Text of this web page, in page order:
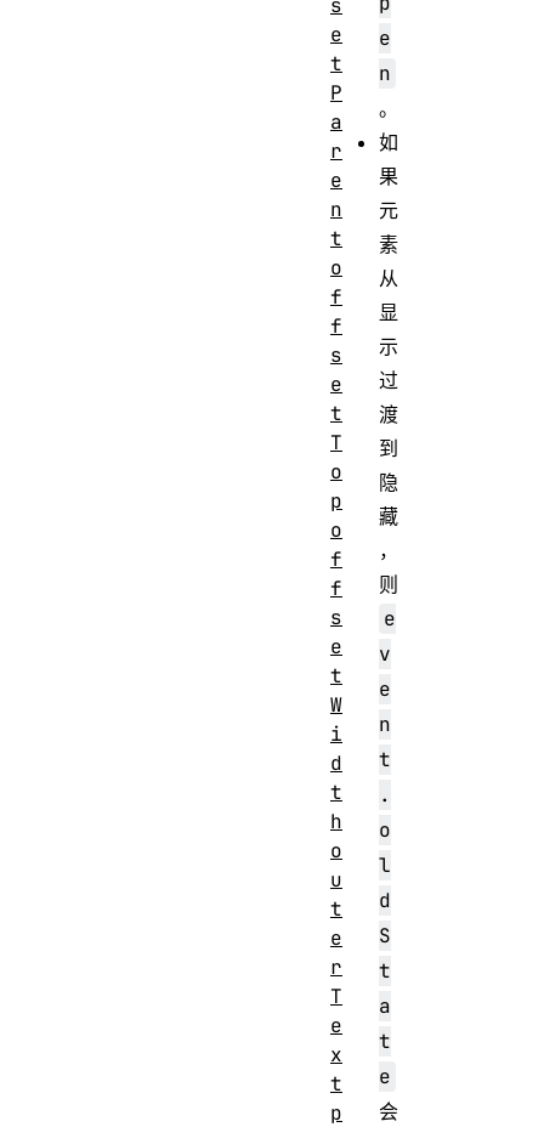
e
n
。
如
果
元
素
从
显
示
过
渡
到
隐
藏
，
则
e
v
e
n
t
.
o
l
d
S
t
a
t
e
会
e
t
P
a
r
e
n
t
o
f
f
s
e
t
T
o
p
o
f
f
s
e
t
W
i
d
t
h
o
u
t
e
r
T
e
x
t
p